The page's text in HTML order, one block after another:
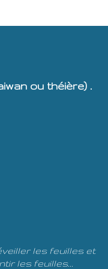
ou théière) .
les feuilles et
les feuilles...